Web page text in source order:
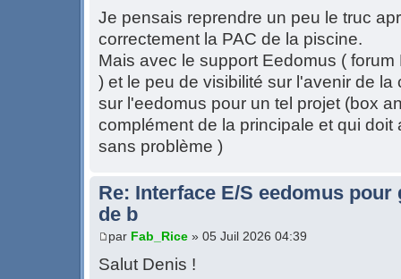
Je pensais reprendre un peu le truc
correctement la PAC de la piscine.
Mais avec le support Eedomus (
) et le peu de visibilité sur l'avenir de
sur l'eedomus pour un tel projet (box
complément de la principale et qui doit
sans problème )
Re: Interface E/S eedomus
de b
par Fab_Rice » 05 Juil 2026 04:39
Salut Denis !